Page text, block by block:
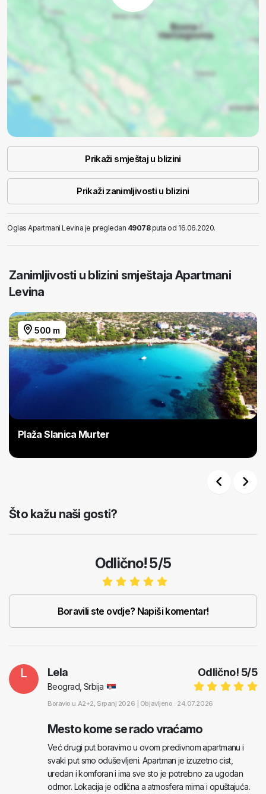
Prikaži smještaj u blizini
Prikaži zanimljivosti u blizini
Oglas Apartmani Levina je pregledan 49078puta od 16.06.2020.
Zanimljivosti u blizini smještaja Apartmani
Levina
500 m
Plaža Slanica Murter
Što kažu naši gosti?
Odlično! 5/5
Boravili ste ovdje? Napiši komentar!
L Odlično! 5/5
Lela
Beograd, Srbija
Boravio u A2+2, Srpanj 2026 | Objavljeno : 24.07.2026
Mesto kome se rado vraćamo
Već drugi put boravimo u ovom predivnom apartmanu i
svaki put smo oduševljeni. Apartman je izuzetno cist,
uredan i komforan i ima sve sto je potrebno za ugodan
odmor. Lokacija je odlična a atmosfera mirna i opuštajuća.